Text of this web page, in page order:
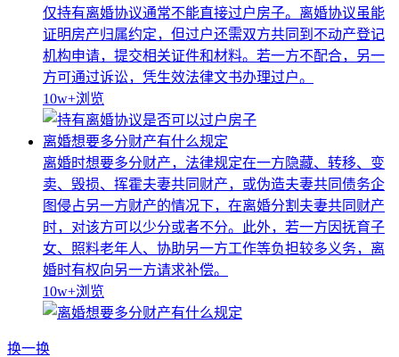
仅持有离婚协议通常不能直接过户房子。离婚协议虽能
证明房产归属约定，但过户还需双方共同到不动产登记
机构申请，提交相关证件和材料。若一方不配合，另一
方可通过诉讼，凭生效法律文书办理过户。
10w+浏览
离婚想要多分财产有什么规定
离婚时想要多分财产，法律规定在一方隐藏、转移、变
卖、毁损、挥霍夫妻共同财产，或伪造夫妻共同债务企
图侵占另一方财产的情况下，在离婚分割夫妻共同财产
时，对该方可以少分或者不分。此外，若一方因抚育子
女、照料老年人、协助另一方工作等负担较多义务，离
婚时有权向另一方请求补偿。
10w+浏览
换一换